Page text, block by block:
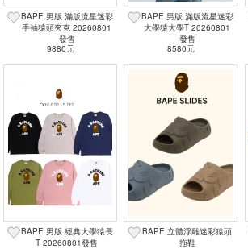
BAPE 男版 滿版流星迷彩
手袖猿頭夾克 20260801
發售
9880元
BAPE 男版 滿版流星迷彩
大學猿大學T 20260801
發售
8580元
BAPE 男版 經典大學猿長
T 20260801發售
BAPE 立體浮雕迷彩猿頭
拖鞋